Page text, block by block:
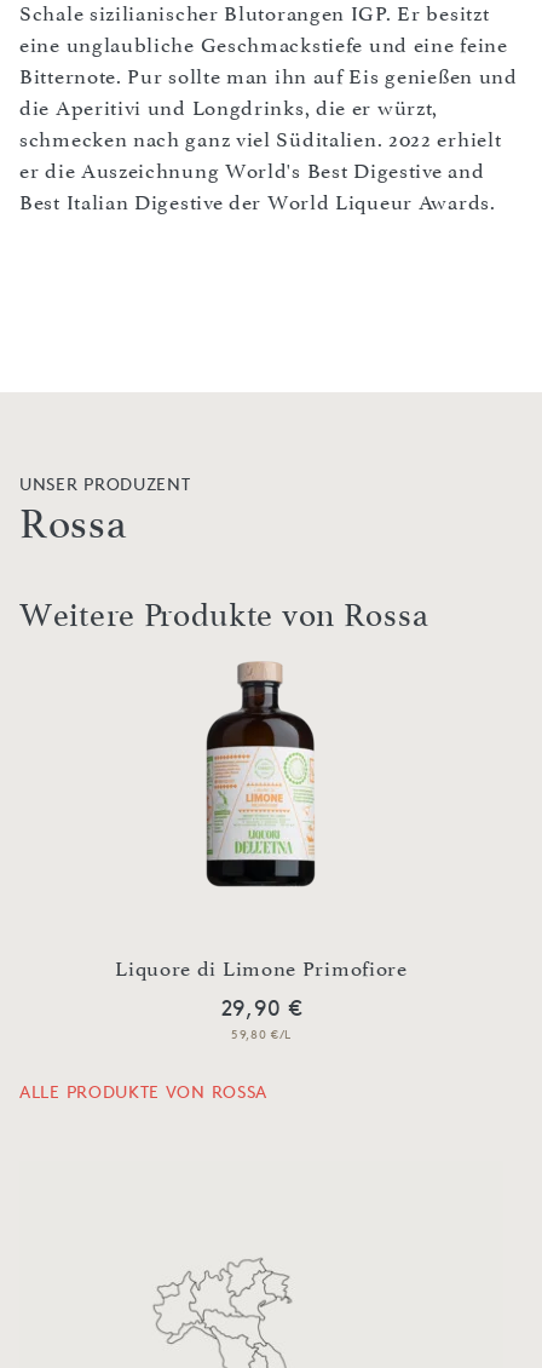
Schale sizilianischer Blutorangen IGP. Er besitzt
eine unglaubliche Geschmackstiefe und eine feine
Bitternote. Pur sollte man ihn auf Eis genießen und
die Aperitivi und Longdrinks, die er würzt,
schmecken nach ganz viel Süditalien. 2022 erhielt
er die Auszeichnung World's Best Digestive and
Best Italian Digestive der World Liqueur Awards.
UNSER PRODUZENT
Rossa
Weitere Produkte von Rossa
Liquore di Limone Primofiore
29,90 €
59,80 €/L
ALLE PRODUKTE VON ROSSA